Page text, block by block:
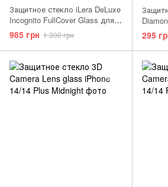
Защитное стекло iLera DeLuxe
Incognito FullCover Glass для
iPhone 17e/16е/14/13 Pro/13
985 грн 1 300 грн
iPhone
295